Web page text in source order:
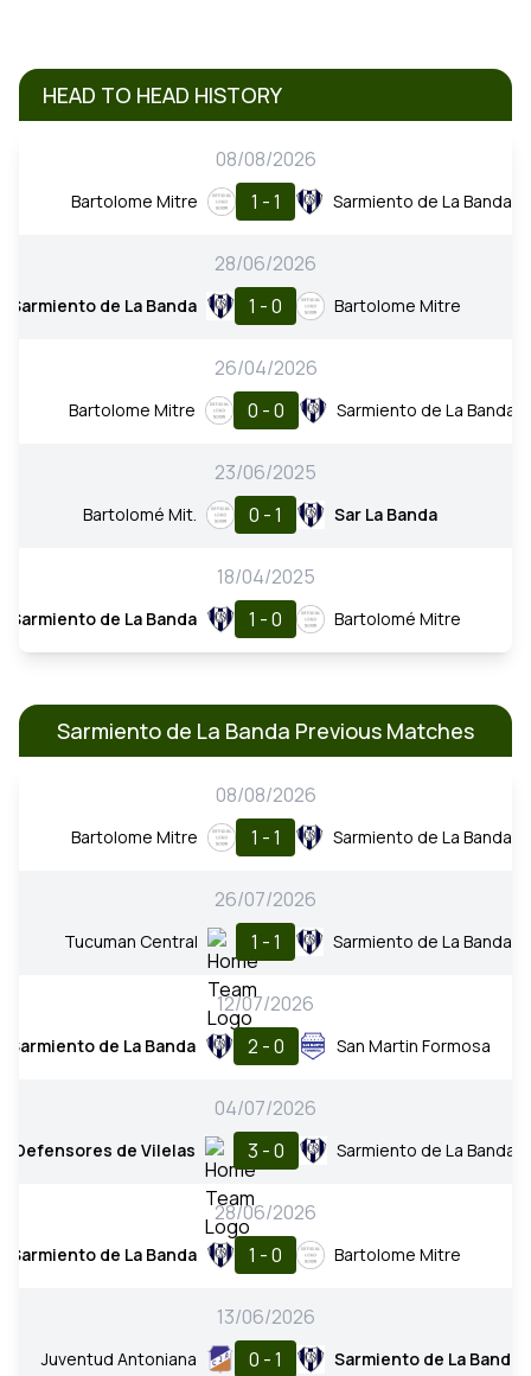
HEAD TO HEAD HISTORY
08/08/2026
Bartolome Mitre 1 - 1 Sarmiento de La Banda
28/06/2026
Sarmiento de La Banda 1 - 0 Bartolome Mitre
26/04/2026
Bartolome Mitre 0 - 0 Sarmiento de La Banda
23/06/2025
Bartolomé Mit. 0 - 1 Sar La Banda
18/04/2025
Sarmiento de La Banda 1 - 0 Bartolomé Mitre
Sarmiento de La Banda Previous Matches
08/08/2026
Bartolome Mitre 1 - 1 Sarmiento de La Banda
26/07/2026
Tucuman Central 1 - 1 Sarmiento de La Banda
12/07/2026
Sarmiento de La Banda 2 - 0 San Martin Formosa
04/07/2026
Defensores de Vilelas 3 - 0 Sarmiento de La Banda
28/06/2026
Sarmiento de La Banda 1 - 0 Bartolome Mitre
13/06/2026
Juventud Antoniana 0 - 1 Sarmiento de La Banda